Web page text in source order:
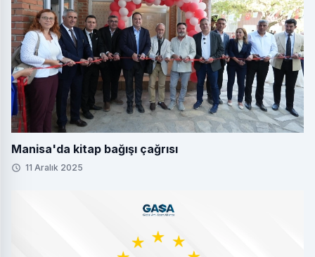
Manisa'da kitap bağışı çağrısı
11 Aralık 2025